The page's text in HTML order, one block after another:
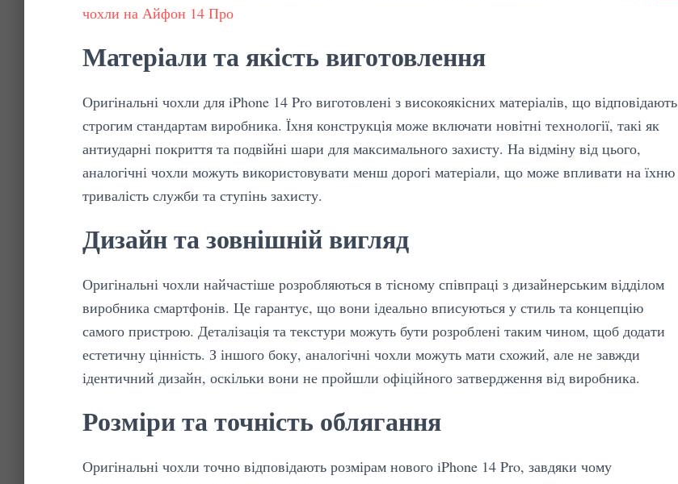
чохли на Айфон 14 Про
Матеріали та якість виготовлення
Оригінальні чохли для iPhone 14 Pro виготовлені з високоякісних матеріалів, що відповідають
строгим стандартам виробника. Їхня конструкція може включати новітні технології, такі як
антиударні покриття та подвійні шари для максимального захисту. На відміну від цього,
аналогічні чохли можуть використовувати менш дорогі матеріали, що може впливати на їхню
тривалість служби та ступінь захисту.
Дизайн та зовнішній вигляд
Оригінальні чохли найчастіше розробляються в тісному співпраці з дизайнерським відділом
виробника смартфонів. Це гарантує, що вони ідеально вписуються у стиль та концепцію
самого пристрою. Деталізація та текстури можуть бути розроблені таким чином, щоб додати
естетичну цінність. З іншого боку, аналогічні чохли можуть мати схожий, але не завжди
ідентичний дизайн, оскільки вони не пройшли офіційного затвердження від виробника.
Розміри та точність облягання
Оригінальні чохли точно відповідають розмірам нового iPhone 14 Pro, завдяки чому